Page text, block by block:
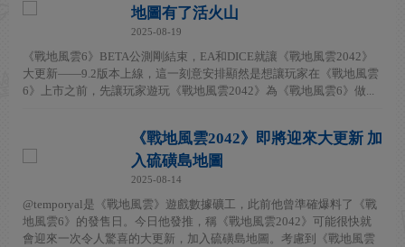
地圖有了活火山
2025-08-19
《戰地風雲6》BETA公測剛結束，EA和DICE就讓《戰地風雲2042》
大更新——9.2版本上線，這一刻意安排顯然是想讓玩家在《戰地風雲
6》上市之前，先讓玩家遊玩《戰地風雲2042》為《戰地風雲6》做...
《戰地風雲2042》即將迎來大更新 加
入硫磺島地圖
2025-08-14
@temporyal是《戰地風雲》遊戲數據礦工，此前他曾準確爆料了《戰
地風雲6》的發售日。今日他發推，稱《戰地風雲2042》可能很快就
會迎來一次令人驚喜的大更新，加入硫磺島地圖。考慮到《戰地風雲